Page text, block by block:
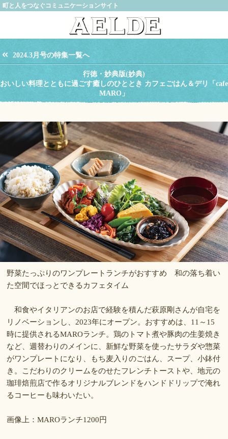
町と人をつなぐコミュニケーションサイト
2024.3月号の特集一覧へ
行徳・妙典版(妙典)
おいしい料理とともに過ごす癒しのひととき カフェごはん＆デリ「cafe
MARO」
野菜たっぷりのワンプレートランチがおすすめ 和の落ち着い
た空間でほっとできるカフェタイム
和食やイタリアンのお店で経験を積んだ萩原剛さんが自宅を
リノベーションし、2023年にオープン。おすすめは、11～15
時に提供されるMAROランチ。鶏のトマト煮や豚肉の生姜焼き
など、週替わりのメインに、新鮮な野菜を使ったサラダや惣菜
がワンプレートになり、もち麦入りのごはん、スープ、小鉢付
き。こだわりのクリームをのせたフレンチトーストや、地元の
珈琲焙煎店で作るオリジナルブレンドをハンドドリップで淹れ
るコーヒーも味わいたい。
画像上：MAROランチ1200円